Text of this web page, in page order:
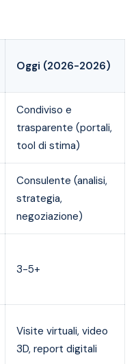
Oggi (2026-2026)
Condiviso e
trasparente (portali,
tool di stima)
Consulente (analisi,
strategia,
negoziazione)
3-5+
Visite virtuali, video
3D, report digitali